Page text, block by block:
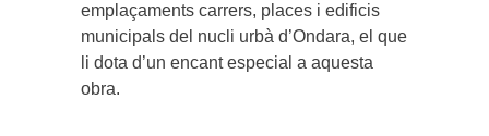
emplaçaments carrers, places i edificis
municipals del nucli urbà d’Ondara, el que
li dota d’un encant especial a aquesta
obra.